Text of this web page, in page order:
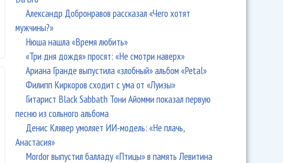
о "Фабрика Звезд" родила еще одну группу
Александр Добронравов рассказал «Чего хотят
мужчины?»
Нюша нашла «Время любить»
«Три дня дождя» просят: «Не смотри наверх»
Ариана Гранде выпустила «злобный» альбом «Petal»
Филипп Киркоров сходит с ума от «Луизы»
Гитарист Black Sabbath Тони Айомми показал первую
песню из сольного альбома
Денис Клявер умоляет ИИ-модель: «Не плачь,
Анастасия»
Mordor выпустил балладу «Птицы» в память Левитина